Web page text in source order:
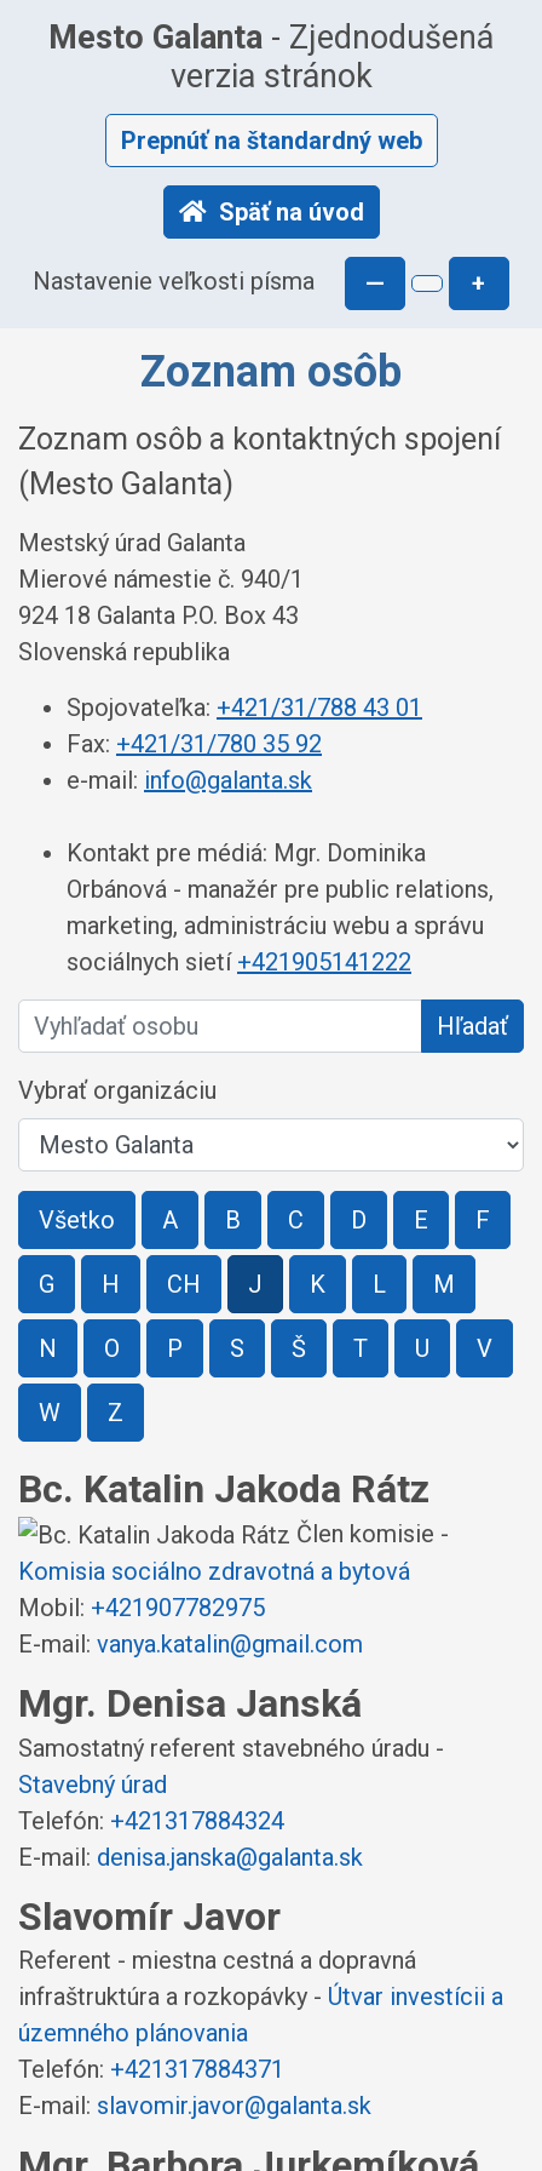
Mesto Galanta - Zjednodušená
verzia stránok
Prepnúť na štandardný web
Späť na úvod
Nastavenie veľkosti písma — +
Zoznam osôb
Zoznam osôb a kontaktných spojení
(Mesto Galanta)
Mestský úrad Galanta
Mierové námestie č. 940/1
924 18 Galanta P.O. Box 43
Slovenská republika
Spojovateľka: +421/31/788 43 01
Fax: +421/31/780 35 92
e-mail: info@galanta.sk
Kontakt pre médiá: Mgr. Dominika
Orbánová - manažér pre public relations,
marketing, administráciu webu a správu
sociálnych sietí +421905141222
Vyhľadať osobu
Hľadať
Vybrať organizáciu
Všetko A B C D E F
G H CH J K L M
N O P S Š T U V
W Z
Bc. Katalin Jakoda Rátz
Člen komisie -
Komisia sociálno zdravotná a bytová
Mobil: +421907782975
E-mail: vanya.katalin@gmail.com
Mgr. Denisa Janská
Samostatný referent stavebného úradu -
Stavebný úrad
Telefón: +421317884324
E-mail: denisa.janska@galanta.sk
Slavomír Javor
Referent - miestna cestná a dopravná
infraštruktúra a rozkopávky - Útvar investícii a
územného plánovania
Telefón: +421317884371
E-mail: slavomir.javor@galanta.sk